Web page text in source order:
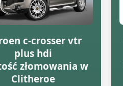
c-crosser vtr
plus hdi
złomowania w
Clitheroe